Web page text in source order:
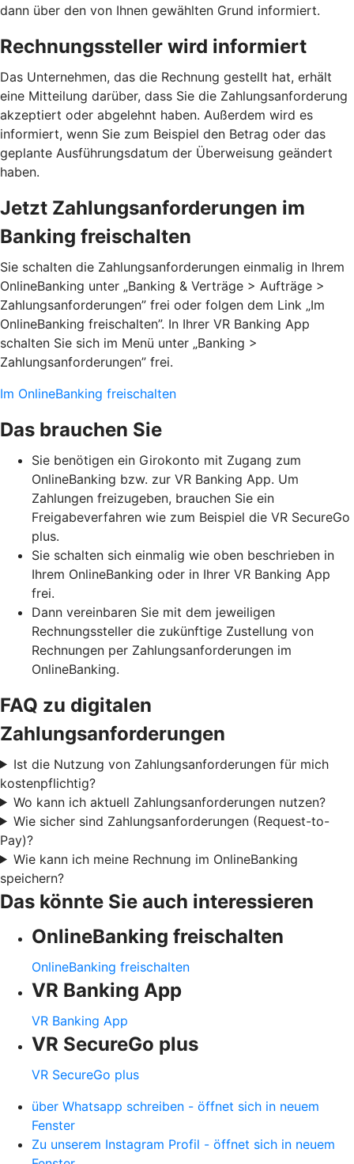
dann über den von Ihnen gewählten Grund informiert.
Rechnungssteller wird informiert
Das Unternehmen, das die Rechnung gestellt hat, erhält
eine Mitteilung darüber, dass Sie die Zahlungsanforderung
akzeptiert oder abgelehnt haben. Außerdem wird es
informiert, wenn Sie zum Beispiel den Betrag oder das
geplante Ausführungsdatum der Überweisung geändert
haben.
Jetzt Zahlungsanforderungen im
Banking freischalten
Sie schalten die Zahlungsanforderungen einmalig in Ihrem
OnlineBanking unter „Banking & Verträge > Aufträge >
Zahlungsanforderungen”­ frei oder folgen dem Link „Im
OnlineBanking freischalten”. In Ihrer VR Banking App
schalten Sie sich im Menü unter „Banking >
Zahlungsanforderungen” frei.
Im OnlineBanking freischalten
Das brauchen Sie
Sie benötigen ein Girokonto mit Zugang zum
OnlineBanking bzw. zur VR Banking App. Um
Zahlungen freizugeben, brauchen Sie ein
Freigabeverfahren wie zum Beispiel die VR SecureGo
plus.
Sie schalten sich einmalig wie oben beschrieben in
Ihrem OnlineBanking oder in Ihrer VR Banking App
frei.
Dann vereinbaren Sie mit dem jeweiligen
Rechnungssteller die zukünftige Zustellung von
Rechnungen per Zahlungsanforderungen im
OnlineBanking.
FAQ zu digitalen
Zahlungsanforderungen
Ist die Nutzung von Zahlungsanforderungen für mich
kostenpflichtig?
Wo kann ich aktuell Zahlungsanforderungen nutzen?
Wie sicher sind Zahlungsanforderungen (Request-to-
Pay)?
Wie kann ich meine Rechnung im OnlineBanking
speichern?
Das könnte Sie auch interessieren
OnlineBanking freischalten
OnlineBanking freischalten
VR Banking App
VR Banking App
VR SecureGo plus
VR SecureGo plus
über Whatsapp schreiben - öffnet sich in neuem
Fenster
Zu unserem Instagram Profil - öffnet sich in neuem